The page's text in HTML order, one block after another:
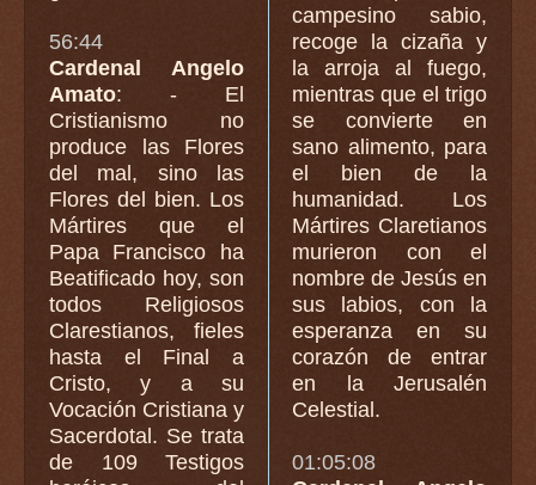
56:44
Cardenal Angelo
Amato: - El
Cristianismo no
produce las Flores
del mal, sino las
Flores del bien. Los
Mártires que el
Papa Francisco ha
Beatificado hoy, son
todos Religiosos
Clarestianos, fieles
hasta el Final a
Cristo, y a su
Vocación Cristiana y
Sacerdotal. Se trata
de 109 Testigos
campesino sabio,
recoge la cizaña y
la arroja al fuego,
mientras que el trigo
se convierte en
sano alimento, para
el bien de la
humanidad. Los
Mártires Claretianos
murieron con el
nombre de Jesús en
sus labios, con la
esperanza en su
corazón de entrar
en la Jerusalén
Celestial.
01:05:08